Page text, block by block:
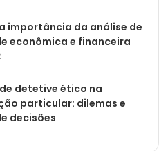
importância da análise de
econômica e financeira
detetive ético na
particular: dilemas e
decisões